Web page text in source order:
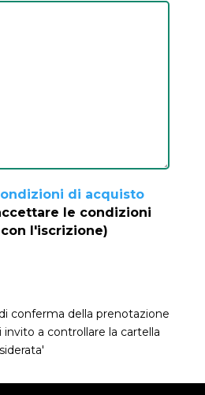
di acquisto
le condizioni
l'iscrizione)
conferma della prenotazione
a controllare la cartella